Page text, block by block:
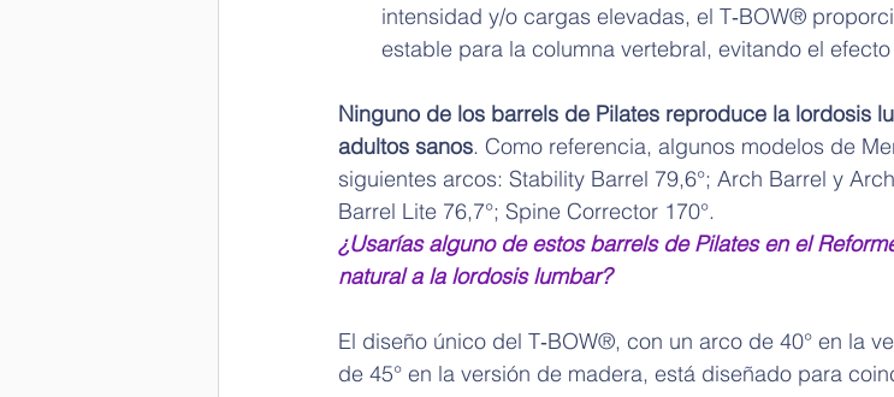
intensidad y/o cargas elevadas, el T‑BOW®
estable para la columna vertebral, evitando el efecto
Ninguno de los barrels de Pilates reproduce la lordosis
adultos sanos. Como referencia, algunos modelos de
siguientes arcos: Stability Barrel 79,6°; Arch Barrel y
Barrel Lite 76,7°; Spine Corrector 170°.
¿Usarías alguno de estos barrels de Pilates en el
natural a la lordosis lumbar?
El diseño único del T‑BOW®, con un arco de 40° en la
de 45° en la versión de madera, está diseñado para